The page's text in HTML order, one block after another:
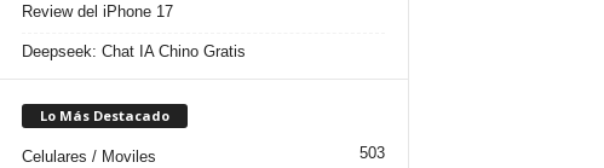
Review del iPhone 17
Deepseek: Chat IA Chino Gratis
Lo Más Destacado
Celulares / Moviles 503